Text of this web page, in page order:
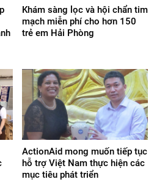
Khám sàng lọc và hội chẩn tim
mạch miễn phí cho hơn 150
trẻ em Hải Phòng
ActionAid mong muốn tiếp tục
hỗ trợ Việt Nam thực hiện các
mục tiêu phát triển